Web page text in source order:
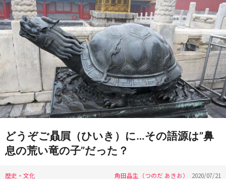
どうぞご贔屓（ひいき）に…その語源は”鼻
息の荒い竜の子”だった？
歴史・文化 角田晶生（つのだ あきお） 2020/07/21